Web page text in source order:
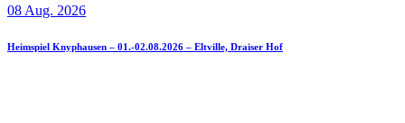
08 Aug. 2026
Heimspiel Knyphausen – 01.-02.08.2026 – Eltville, Draiser Hof